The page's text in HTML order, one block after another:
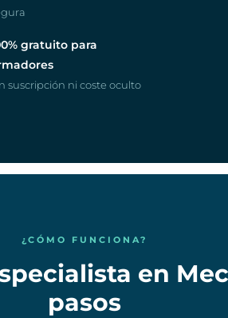
gratuito para
suscripción ni coste oculto
¿CÓMO FUNCIONA?
en
pasos